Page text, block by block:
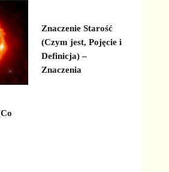
Znaczenie Starość
(Czym jest, Pojęcie i
Definicja) –
Znaczenia